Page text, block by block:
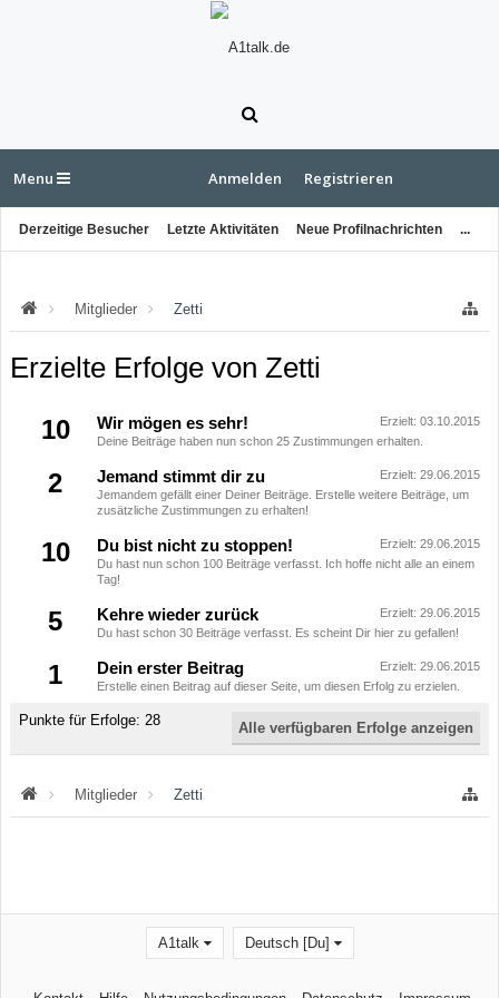
Menu
Derzeitige Besucher Letzte Aktivitäten Neue Profilnachrichten ...
Anmelden Registrieren
Mitglieder Zetti
Erzielte Erfolge von Zetti
10 Erzielt: 03.10.2015
Wir mögen es sehr!
Deine Beiträge haben nun schon 25 Zustimmungen erhalten.
2 Erzielt: 29.06.2015
Jemand stimmt dir zu
Jemandem gefällt einer Deiner Beiträge. Erstelle weitere Beiträge, um
zusätzliche Zustimmungen zu erhalten!
10 Erzielt: 29.06.2015
Du bist nicht zu stoppen!
Du hast nun schon 100 Beiträge verfasst. Ich hoffe nicht alle an einem
Tag!
5 Erzielt: 29.06.2015
Kehre wieder zurück
Du hast schon 30 Beiträge verfasst. Es scheint Dir hier zu gefallen!
1 Erzielt: 29.06.2015
Dein erster Beitrag
Erstelle einen Beitrag auf dieser Seite, um diesen Erfolg zu erzielen.
Punkte für Erfolge: 28 Alle verfügbaren Erfolge anzeigen
Mitglieder Zetti
A1talk Deutsch [Du]